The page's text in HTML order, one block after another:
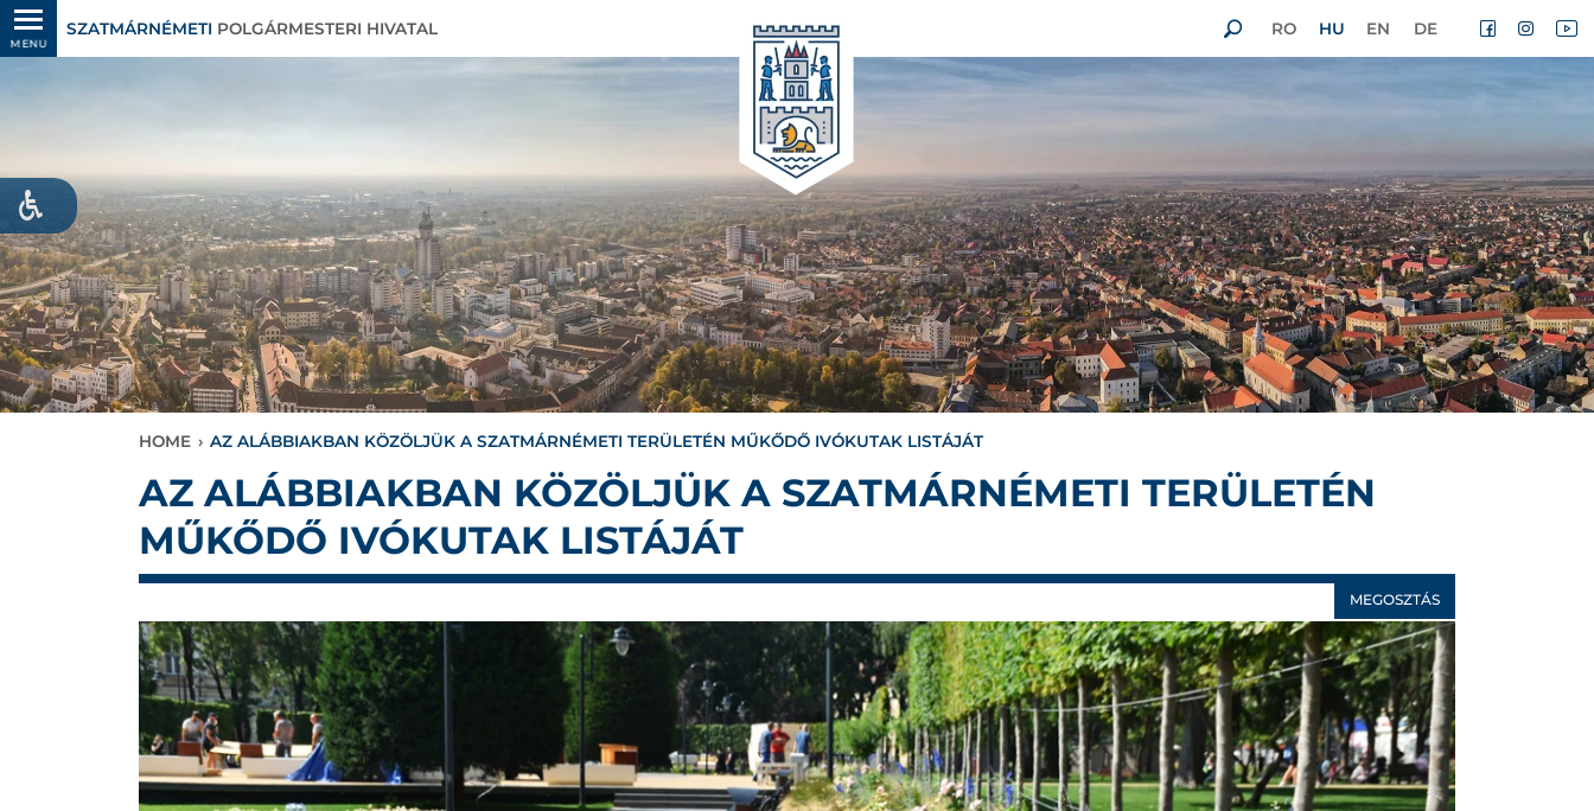
MENU
SZATMÁRNÉMETI POLGÁRMESTERI HIVATAL RO HU EN DE
HOME › AZ ALÁBBIAKBAN KÖZÖLJÜK A SZATMÁRNÉMETI TERÜLETÉN MŰKŐDŐ IVÓKUTAK LISTÁJÁT
AZ ALÁBBIAKBAN KÖZÖLJÜK A SZATMÁRNÉMETI TERÜLETÉN
MŰKŐDŐ IVÓKUTAK LISTÁJÁT
MEGOSZTÁS